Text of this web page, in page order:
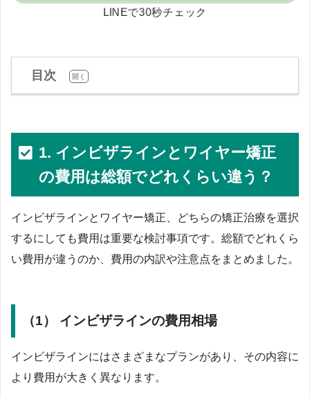
LINEで30秒チェック
目次 開く
1. インビザラインとワイヤー矯正
の費用は総額でどれくらい違う？
インビザラインとワイヤー矯正、どちらの矯正治療を選択
するにしても費用は重要な検討事項です。総額でどれくら
い費用が違うのか、費用の内訳や注意点をまとめました。
（1） インビザラインの費用相場
インビザラインにはさまざまなプランがあり、その内容に
より費用が大きく異なります。